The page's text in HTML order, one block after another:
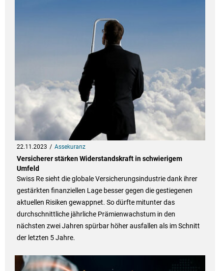
22.11.2023 Assekuranz
Versicherer stärken Widerstandskraft in schwierigem
Umfeld
Swiss Re sieht die globale Versicherungsindustrie dank ihrer
gestärkten finanziellen Lage besser gegen die gestiegenen
aktuellen Risiken gewappnet. So dürfte mitunter das
durchschnittliche jährliche Prämienwachstum in den
nächsten zwei Jahren spürbar höher ausfallen als im Schnitt
der letzten 5 Jahre.